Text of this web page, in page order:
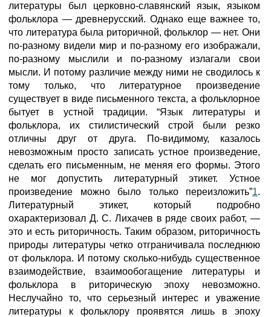
литературы был церковно-славянский язык, языком
фольклора — древнерусский. Однако еще важнее то,
что литература была риторичной, фольклор — нет. Они
по-разному видели мир и по-разному его изображали,
по-разному мыслили и по-разному излагали свои
мысли. И потому различие между ними не сводилось к
тому только, что литературное произведение
существует в виде письменного текста, а фольклорное
бытует в устной традиции. “Язык литературы и
фольклора, их стилистический строй были резко
отличны друг от друга. По-видимому, казалось
невозможным просто записать устное произведение,
сделать его письменным, не меняя его формы. Этого
не мог допустить литературный этикет. Устное
произведение можно было только переизложить”1.
Литературный этикет, который подробно
охарактеризовал Д. С. Лихачев в ряде своих работ, —
это и есть риторичность. Таким образом, риторичность
природы литературы четко отграничивала последнюю
от фольклора. И потому сколько-нибудь существенное
взаимодействие, взаимообогащение литературы и
фольклора в риторическую эпоху невозможно.
Неслучайно то, что серьезный интерес и уважение
литературы к фольклору проявятся лишь в эпоху